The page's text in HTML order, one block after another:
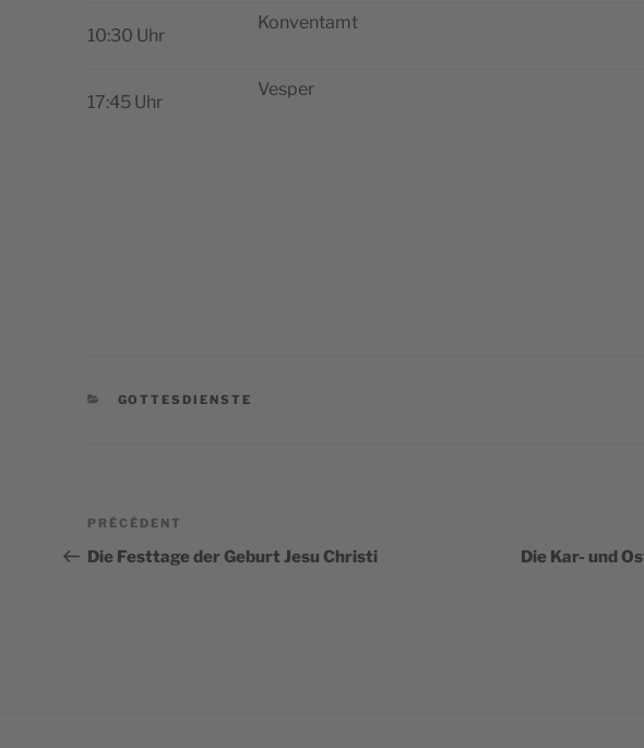
10:30 Uhr
Kon­ven­tamt
17:45 Uhr
Ves­per
CATÉGORIES
GOTTESDIENSTE
Navigation
de
Article
précédent
PRÉCÉDENT
Die Festtage der Geburt Jesu Christi
Die Kar- und